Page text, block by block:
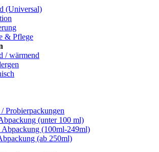
(Universal)
& Pflege
/ wärmend
/ Probierpackungen
(unter 100 ml)
(100ml-249ml)
(ab 250ml)